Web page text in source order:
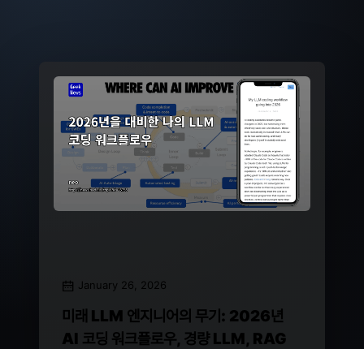
January 26, 2026
미래 LLM 엔지니어의 무기: 2026년
AI 코딩 워크플로우, 경량 LLM, RAG